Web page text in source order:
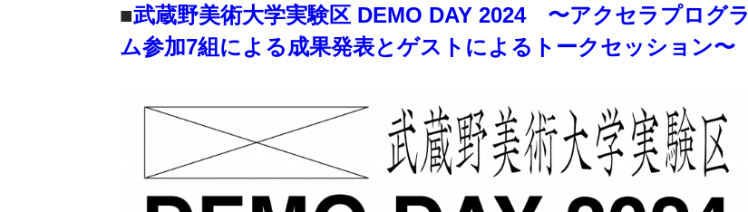
■武蔵野美術大学実験区 DEMO DAY 2024 〜アクセラプログラ
ム参加7組による成果発表とゲストによるトークセッション〜